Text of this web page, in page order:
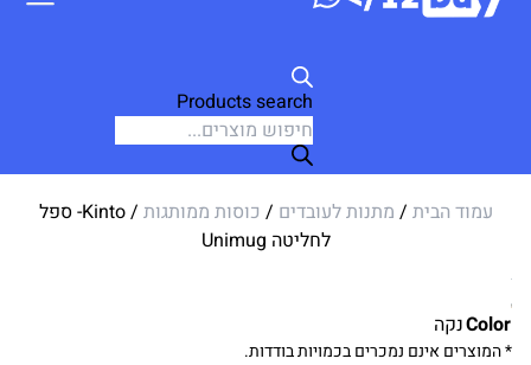
Products search
עמוד הבית / מתנות לעובדים / כוסות ממותגות
/ Kinto- ספל
לחליטה Unimug
Colorנקה
* המוצרים אינם נמכרים בכמויות בודדות.